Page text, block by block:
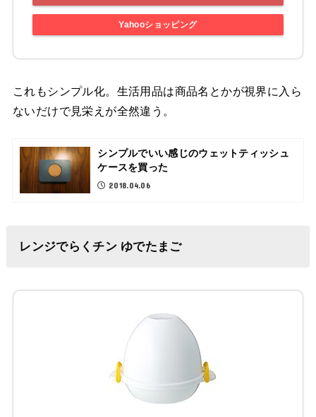
Yahooショッピング
これもシンプル化。生活用品は商品名とかが視界に入ら
ないだけで見栄えが全然違う。
シンプルでいい感じのウェットティッシュ
ケースを買った
2018.04.06
レンジでらくチン ゆでたまご